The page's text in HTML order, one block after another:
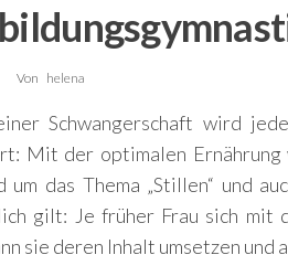
Von helena
Schwangerschaft wird
Mit der optimalen Ernährung
um das Thema „Stillen“ und
gilt: Je früher Frau sich mit
sie deren Inhalt umsetzen und